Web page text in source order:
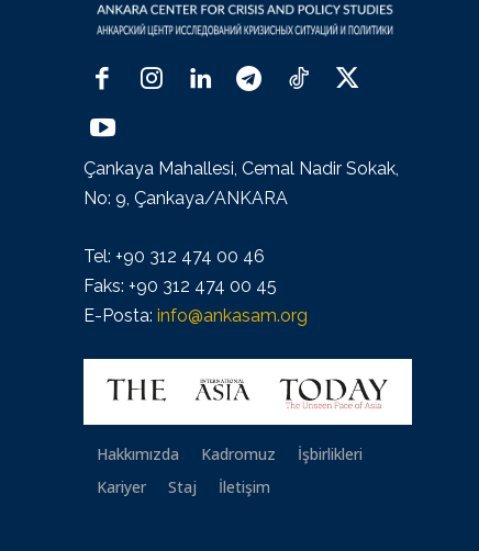
Çankaya Mahallesi, Cemal Nadir Sokak,
No: 9, Çankaya/ANKARA
Tel: +90 312 474 00 46
Faks: +90 312 474 00 45
E-Posta: info@ankasam.org
Hakkımızda Kadromuz
İşbirlikleri
Kariyer
Staj İletişim